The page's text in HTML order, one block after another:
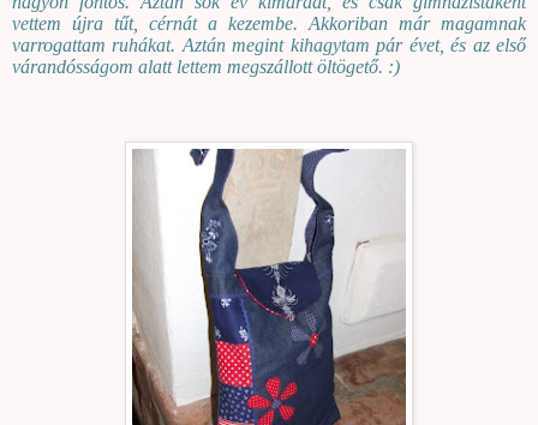
vettem újra tűt, cérnát a kezembe. Akkoriban már magamnak
varrogattam ruhákat. Aztán megint kihagytam pár évet, és az első
várandósságom alatt lettem megszállott öltögető. :)